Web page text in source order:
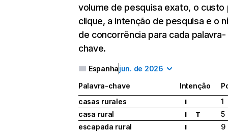
volume de pesquisa exato, o custo
clique, a intenção de pesquisa e o
de concorrência para cada palavra-
chave.
Espanhajun. de 2026
Palavra-chave Intenção
casas rurales
I
1
casa rural
I T
5
escapada rural
I
9